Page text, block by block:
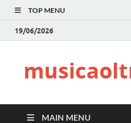
TOP MENU
19/06/2026
MAIN MENU